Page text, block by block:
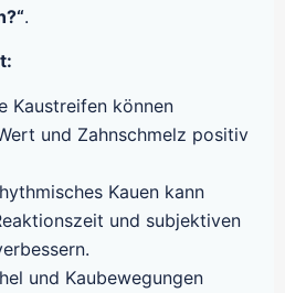
.
Kaustreifen können
und Zahnschmelz positiv
Kauen kann
und subjektiven
und Kaubewegungen